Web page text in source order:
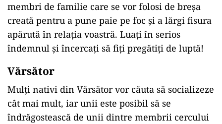
membri de familie care se vor folosi de breșa
creată pentru a pune paie pe foc și a lărgi fisura
apărută în relația voastră. Luați în serios
îndemnul și încercați să fiți pregătiți de luptă!
Vărsător
Mulți nativi din Vărsător vor căuta să socializeze
cât mai mult, iar unii este posibil să se
îndrăgostească de unii dintre membrii cercului